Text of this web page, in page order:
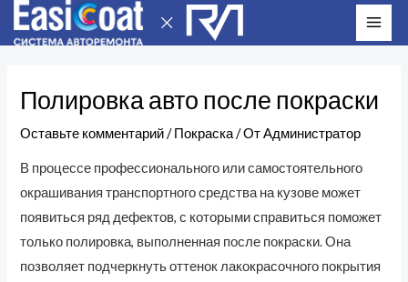
Перейти
Полировка авто после покраски
Оставьте комментарий /Покраска/ ОтАдминистратор
В процессе профессионального или самостоятельного
окрашивания транспортного средства на кузове может
появиться ряд дефектов, с которыми справиться поможет
только полировка, выполненная после покраски. Она
позволяет подчеркнуть оттенок лакокрасочного покрытия
записям